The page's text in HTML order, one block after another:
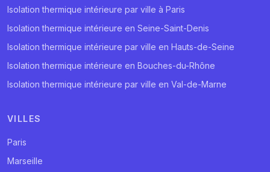
Isolation thermique intérieure par ville à Paris
Isolation thermique intérieure en Seine-Saint-Denis
Isolation thermique intérieure par ville en Hauts-de-Seine
Isolation thermique intérieure en Bouches-du-Rhône
Isolation thermique intérieure par ville en Val-de-Marne
VILLES
Paris
Marseille